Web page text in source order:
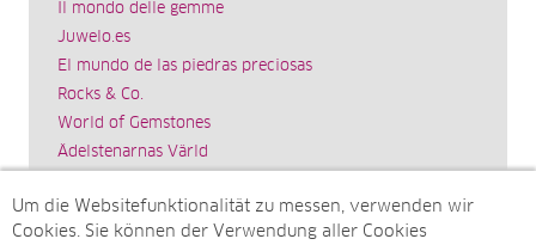
Il mondo delle gemme
Juwelo.es
El mundo de las piedras preciosas
Rocks & Co.
World of Gemstones
Ädelstenarnas Värld
Impressum
SITEMAP
Um die Websitefunktionalität zu messen, verwenden wir
Cookies. Sie können der Verwendung aller Cookies